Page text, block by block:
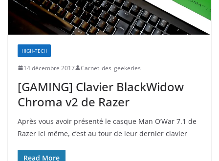
HIGH-TECH
14 décembre 2017 Carnet_des_geekeries
[GAMING] Clavier BlackWidow
Chroma v2 de Razer
Après vous avoir présenté le casque Man O’War 7.1 de
Razer ici même, c’est au tour de leur dernier clavier
Read More